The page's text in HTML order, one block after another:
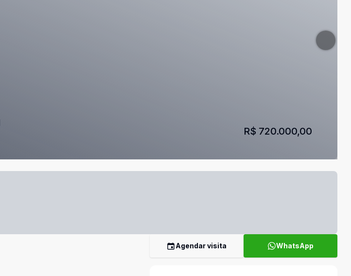
R$ 720.000,00
Agendar visita WhatsApp